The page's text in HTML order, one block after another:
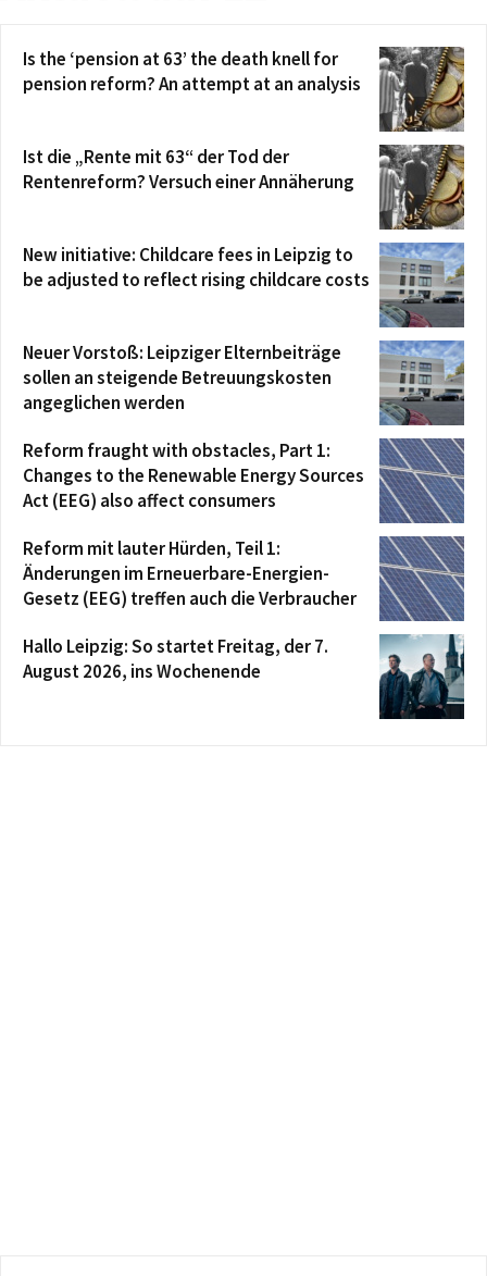
Is the ‘pension at 63’ the death knell for
pension reform? An attempt at an analysis
Ist die „Rente mit 63“ der Tod der
Rentenreform? Versuch einer Annäherung
New initiative: Childcare fees in Leipzig to
be adjusted to reflect rising childcare costs
Neuer Vorstoß: Leipziger Elternbeiträge
sollen an steigende Betreuungskosten
angeglichen werden
Reform fraught with obstacles, Part 1:
Changes to the Renewable Energy Sources
Act (EEG) also affect consumers
Reform mit lauter Hürden, Teil 1:
Änderungen im Erneuerbare-Energien-
Gesetz (EEG) treffen auch die Verbraucher
Hallo Leipzig: So startet Freitag, der 7.
August 2026, ins Wochenende